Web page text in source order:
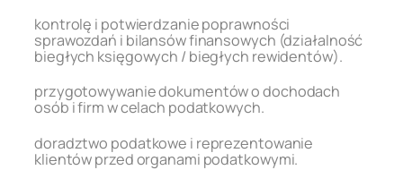
kontrolę i potwierdzanie poprawności
sprawozdań i bilansów finansowych (działalność
biegłych księgowych / biegłych rewidentów).
przygotowywanie dokumentów o dochodach
osób i firm w celach podatkowych.
doradztwo podatkowe i reprezentowanie
klientów przed organami podatkowymi.